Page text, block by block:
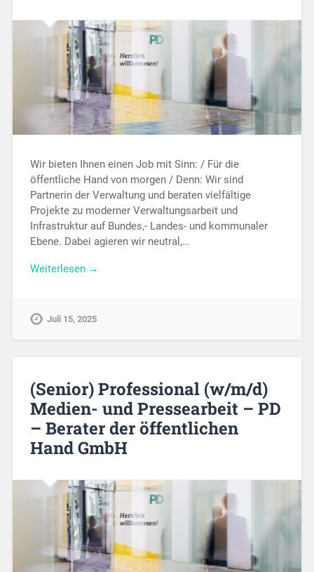
Wir bieten Ihnen einen Job mit Sinn: / Für die
öffentliche Hand von morgen / Denn: Wir sind
Partnerin der Verwaltung und beraten vielfältige
Projekte zu moderner Verwaltungsarbeit und
Infrastruktur auf Bundes,- Landes- und kommunaler
Ebene. Dabei agieren wir neutral,…
Weiterlesen →
Juli 15, 2025
(Senior) Professional (w/m/d)
Medien- und Pressearbeit – PD
– Berater der öffentlichen
Hand GmbH